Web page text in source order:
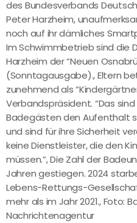
des Bundesverbands
Peter Harzheim,
noch auf ihr dämliches
Im Schwimmbetrieb sind die
Harzheim der “Neuen
(Sonntagausgabe)., Eltern
zunehmend als
Verbandspräsident. “Das
Badegästen den Aufenthalt
und sind für ihre Sicherheit
keine Dienstleister, die den
müssen.”, Die Zahl der
Jahren gestiegen. 2024
Lebens-Rettungs-
mehr als im Jahr 2021., Foto:
Nachrichtenagentur